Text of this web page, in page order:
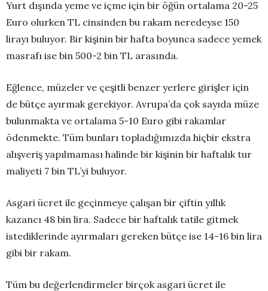
Yurt dışında yeme ve içme için bir öğün ortalama 20-25
Euro olurken TL cinsinden bu rakam neredeyse 150
lirayı buluyor. Bir kişinin bir hafta boyunca sadece yemek
masrafı ise bin 500-2 bin TL arasında.
Eğlence, müzeler ve çeşitli benzer yerlere girişler için
de bütçe ayırmak gerekiyor. Avrupa’da çok sayıda müze
bulunmakta ve ortalama 5-10 Euro gibi rakamlar
ödenmekte. Tüm bunları topladığımızda hiçbir ekstra
alışveriş yapılmaması halinde bir kişinin bir haftalık tur
maliyeti 7 bin TL’yi buluyor.
Asgari ücret ile geçinmeye çalışan bir çiftin yıllık
kazancı 48 bin lira. Sadece bir haftalık tatile gitmek
istediklerinde ayırmaları gereken bütçe ise 14-16 bin lira
gibi bir rakam.
Tüm bu değerlendirmeler birçok asgari ücret ile